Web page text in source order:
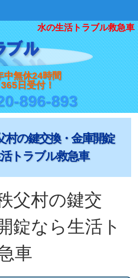
水の生活トラブル救急車
中無休24時間
365日受付！
896-893
村の鍵交換・金庫開錠
トラブル救急車
父村の鍵交
錠なら生活ト
車